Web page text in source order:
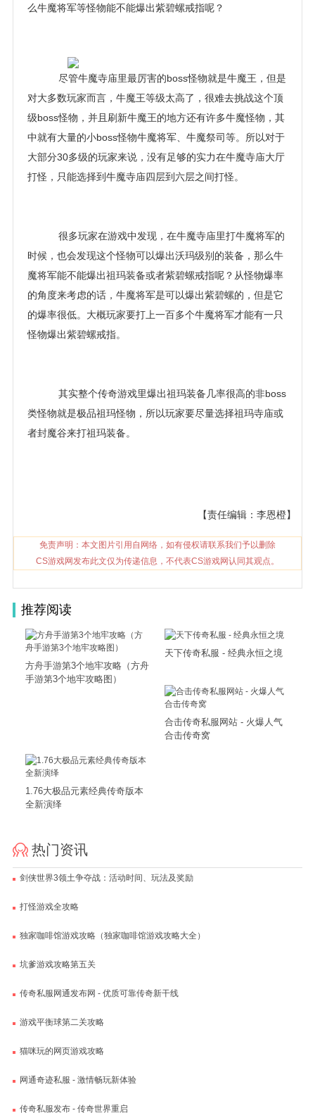
么牛魔将军等怪物能不能爆出紫碧螺戒指呢？
尽管牛魔寺庙里最厉害的boss怪物就是牛魔王，但是
对大多数玩家而言，牛魔王等级太高了，很难去挑战这个顶
级boss怪物，并且刷新牛魔王的地方还有许多牛魔怪物，其
中就有大量的小boss怪物牛魔将军、牛魔祭司等。所以对于
大部分30多级的玩家来说，没有足够的实力在牛魔寺庙大厅
打怪，只能选择到牛魔寺庙四层到六层之间打怪。
很多玩家在游戏中发现，在牛魔寺庙里打牛魔将军的
时候，也会发现这个怪物可以爆出沃玛级别的装备，那么牛
魔将军能不能爆出祖玛装备或者紫碧螺戒指呢？从怪物爆率
的角度来考虑的话，牛魔将军是可以爆出紫碧螺的，但是它
的爆率很低。大概玩家要打上一百多个牛魔将军才能有一只
怪物爆出紫碧螺戒指。
其实整个传奇游戏里爆出祖玛装备几率很高的非boss
类怪物就是极品祖玛怪物，所以玩家要尽量选择祖玛寺庙或
者封魔谷来打祖玛装备。
【责任编辑：李恩橙】
免责声明：本文图片引用自网络，如有侵权请联系我们予以删除
CS游戏网发布此文仅为传递信息，不代表CS游戏网认同其观点。
推荐阅读
方舟手游第3个地牢攻略（方舟
手游第3个地牢攻略图）
天下传奇私服 - 经典永恒之境
合击传奇私服网站 - 火爆人气
合击传奇窝
1.76大极品元素经典传奇版本
全新演绎
热门资讯
剑侠世界3领土争夺战：活动时间、玩法及奖励
打怪游戏全攻略
独家咖啡馆游戏攻略（独家咖啡馆游戏攻略大全）
坑爹游戏攻略第五关
传奇私服网通发布网 - 优质可靠传奇新干线
游戏平衡球第二关攻略
猫咪玩的网页游戏攻略
网通奇迹私服 - 激情畅玩新体验
传奇私服发布 - 传奇世界重启